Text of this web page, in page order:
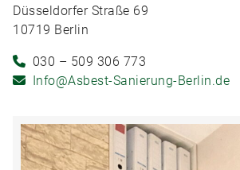
Düsseldorfer Straße 69
10719 Berlin
030 – 509 306 773
Info@Asbest-Sanierung-Berlin.de